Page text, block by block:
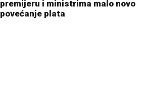
premijeru i ministrima malo novo
povećanje plata